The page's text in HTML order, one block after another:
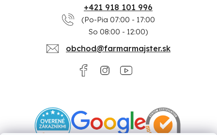
+421 918 101 996
(Po-Pia 07:00 - 17:00
So 08:00 - 12:00)
obchod@farmarmajster.sk